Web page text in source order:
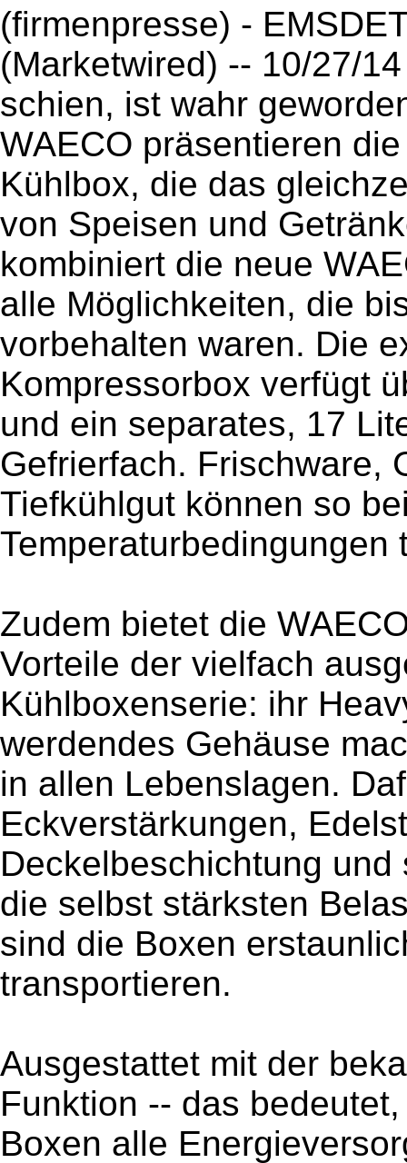
(firmenpresse) -
(Marketwired) -- 10/27/
schien, ist wahr
WAECO präsentieren
Kühlbox, die das
von Speisen und
kombiniert die neue
alle Möglichkeiten, die
vorbehalten waren. Die
Kompressorbox verfügt
und ein separates, 17
Gefrierfach. Frischware,
Tiefkühlgut können so
Temperaturbedingungen
Zudem bietet die
Vorteile der vielfach
Kühlboxenserie: ihr
werdendes Gehäuse
in allen Lebenslagen.
Eckverstärkungen,
Deckelbeschichtung
die selbst stärksten
sind die Boxen
transportieren.
Ausgestattet mit der
Funktion -- das
Boxen alle